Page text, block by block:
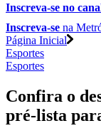
Inscreva-se no
Inscreva-se na
Página Inicial
Esportes
Esportes
Confira o
pré-lista